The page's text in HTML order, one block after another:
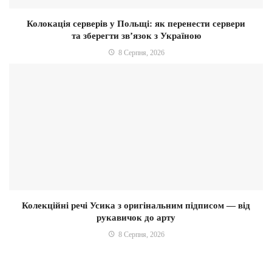
Колокація серверів у Польщі: як перенести сервери
та зберегти зв’язок з Україною
8 Серпня, 2026
Колекційні речі Усика з оригінальним підписом — від
рукавичок до арту
8 Серпня, 2026